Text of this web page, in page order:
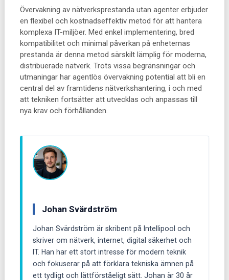
Övervakning av nätverksprestanda utan agenter erbjuder
en flexibel och kostnadseffektiv metod för att hantera
komplexa IT-miljöer. Med enkel implementering, bred
kompatibilitet och minimal påverkan på enheternas
prestanda är denna metod särskilt lämplig för moderna,
distribuerade nätverk. Trots vissa begränsningar och
utmaningar har agentlös övervakning potential att bli en
central del av framtidens nätverkshantering, i och med
att tekniken fortsätter att utvecklas och anpassas till
nya krav och förhållanden.
Johan Svärdström
Johan Svärdström är skribent på Intellipool och
skriver om nätverk, internet, digital säkerhet och
IT. Han har ett stort intresse för modern teknik
och fokuserar på att förklara tekniska ämnen på
ett tydligt och lättförståeligt sätt. Johan är 30 år